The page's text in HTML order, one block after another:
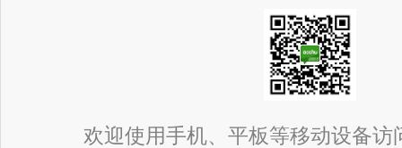
欢迎使用手机、平板等移动设备访